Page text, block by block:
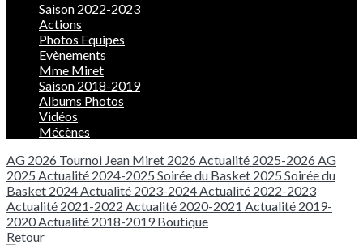
Saison 2022-2023
Actions
Photos Equipes
Evènements
Mme Miret
Saison 2018-2019
Albums Photos
Vidéos
Mécènes
AG 2026 Tournoi Jean Miret 2026 Actualité 2025-2026 AG
2025 Actualité 2024-2025 Soirée du Basket 2025 Soirée du
Basket 2024Actualité 2023-2024Actualité 2022-2023
Actualité 2021-2022 Actualité 2020-2021 Actualité 2019-
2020Actualité 2018-2019 Boutique
Retour